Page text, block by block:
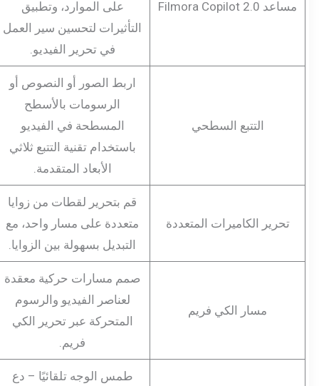
مساعد Filmora Copilot 2.0
على الموارد، وتطبيق
التأثيرات لتحسين سير العمل
في تحرير الفيديو.
التتبع السطحي
اربط الصور أو النصوص أو
الرسومات بالأسطح
المسطحة في الفيديو
باستخدام تقنية التتبع ثلاثي
الأبعاد المتقدمة.
تحرير الكاميرات المتعددة
قم بتحرير لقطات من زوايا
متعددة على مسار واحد، مع
التبديل بسهولة بين الزوايا.
مسار الكي فريم
صمم مسارات حركية معقدة
لعناصر الفيديو والرسوم
المتحركة عبر تحرير الكي
فريم.
طمس الوجه تلقائيًا – دع